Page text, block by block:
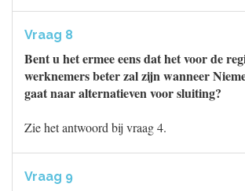
Vraag 8
Bent u het ermee eens dat het voor de
werknemers beter zal zijn wanneer
gaat naar alternatieven voor sluiting?
Zie het antwoord bij vraag 4.
Vraag 9